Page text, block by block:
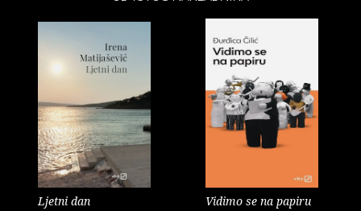
Ljetni dan Vidimo se na papiru